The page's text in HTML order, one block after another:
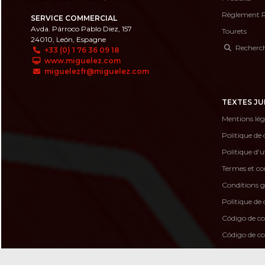
SERVICE COMMERCIAL
Avda. Párroco Pablo Diez, 157
24010, León, Espagne
+33 (0) 1 76 36 09 18
www.miguelez.com
miguelezfr@miguelez.com
Règlement
Tourets
TEXTES
Mentions
Politique de
Politique
Termes et
Conditions
Politique de
Código de
Código de
Canal de